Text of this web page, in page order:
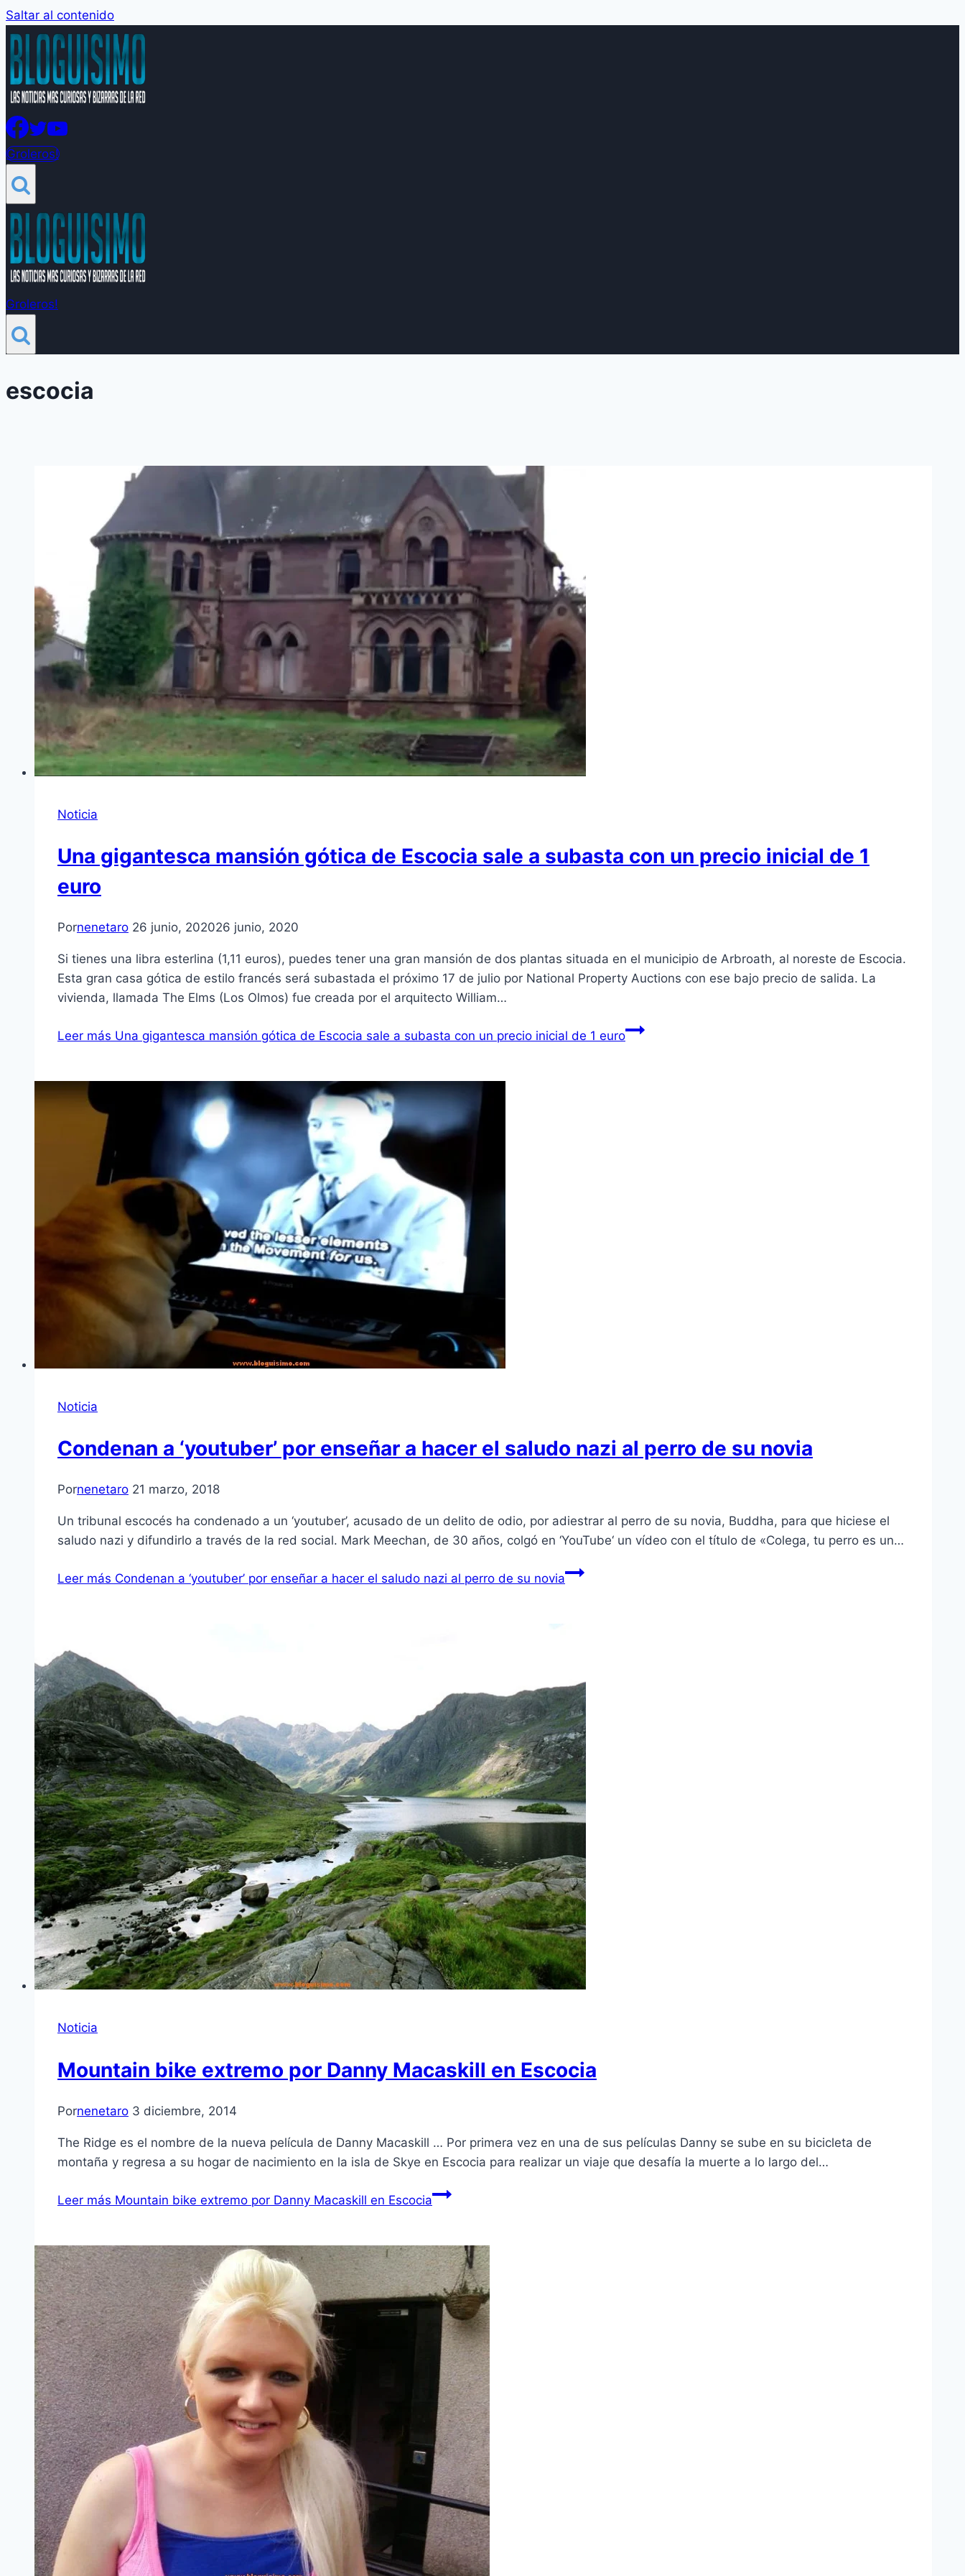
Saltar al contenido
Groleros!
Groleros!
escocia
Noticia
Una gigantesca mansión gótica de Escocia sale a subasta con un precio inicial de 1
euro
Pornenetaro 26 junio, 202026 junio, 2020
Si tienes una libra esterlina (1,11 euros), puedes tener una gran mansión de dos plantas situada en el municipio de Arbroath, al noreste de Escocia.
Esta gran casa gótica de estilo francés será subastada el próximo 17 de julio por National Property Auctions con ese bajo precio de salida. La
vivienda, llamada The Elms (Los Olmos) fue creada por el arquitecto William…
Leer más Una gigantesca mansión gótica de Escocia sale a subasta con un precio inicial de 1 euro
Noticia
Condenan a ‘youtuber’ por enseñar a hacer el saludo nazi al perro de su novia
Pornenetaro 21 marzo, 2018
Un tribunal escocés ha condenado a un ‘youtuber’, acusado de un delito de odio, por adiestrar al perro de su novia, Buddha, para que hiciese el
saludo nazi y difundirlo a través de la red social. Mark Meechan, de 30 años, colgó en ‘YouTube‘ un vídeo con el título de «Colega, tu perro es un…
Leer más Condenan a ‘youtuber’ por enseñar a hacer el saludo nazi al perro de su novia
Noticia
Mountain bike extremo por Danny Macaskill en Escocia
Pornenetaro 3 diciembre, 2014
The Ridge es el nombre de la nueva película de Danny Macaskill … Por primera vez en una de sus películas Danny se sube en su bicicleta de
montaña y regresa a su hogar de nacimiento en la isla de Skye en Escocia para realizar un viaje que desafía la muerte a lo largo del…
Leer más Mountain bike extremo por Danny Macaskill en Escocia